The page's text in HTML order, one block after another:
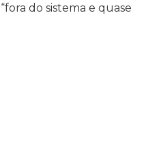
do sistema e quase